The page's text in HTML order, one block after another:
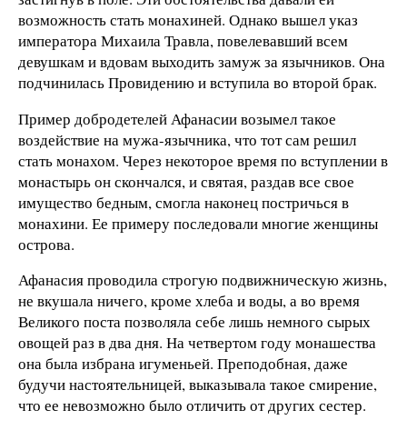
возможность стать монахиней. Однако вышел указ
императора Михаила Травла, повелевав­ший всем
девушкам и вдовам выходить замуж за язычников. Она
подчинилась Провидению и вступила во второй брак.
Пример добродетелей Афанасии возымел такое
воздейст­вие на мужа-язычника, что тот сам решил
стать монахом. Че­рез некоторое время по вступлении в
монастырь он скончался, и святая, раздав все свое
имущество бедным, смогла наконец постричься в
монахини. Ее примеру последовали многие женщины
острова.
Афанасия проводила строгую подвижническую жизнь,
не вкушала ничего, кроме хлеба и воды, а во время
Великого поста позволяла себе лишь немного сырых
овощей раз в два дня. На четвертом году монашества
она была избрана игу­меньей. Преподобная, даже
будучи настоятельницей, выка­зывала такое смирение,
что ее невозможно было отличить от других сестер.